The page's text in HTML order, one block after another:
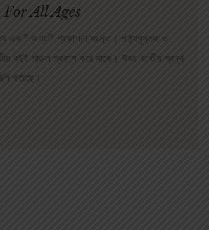
For All Ages
একটি অগ্রণী প্রকাশনা সংস্থা। পাঠ্যপুস্তক ও
বইই পারুল প্রকাশ করে থাকে। উভয় জাতীয় গ্রন্থ
করেছে।